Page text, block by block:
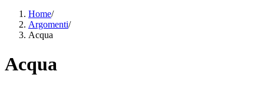
Home/
Argomenti/
Acqua
Acqua